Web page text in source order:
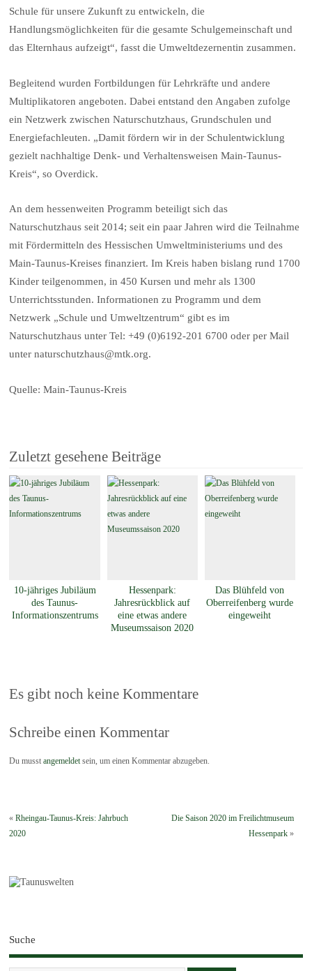
Schule für unsere Zukunft zu entwickeln, die
Handlungsmöglichkeiten für die gesamte Schulgemeinschaft und
das Elternhaus aufzeigt“, fasst die Umweltdezernentin zusammen.
Begleitend wurden Fortbildungen für Lehrkräfte und andere
Multiplikatoren angeboten. Dabei entstand den Angaben zufolge
ein Netzwerk zwischen Naturschutzhaus, Grundschulen und
Energiefachleuten. „Damit fördern wir in der Schulentwicklung
gezielt nachhaltige Denk- und Verhaltensweisen Main-Taunus-
Kreis“, so Overdick.
An dem hessenweiten Programm beteiligt sich das
Naturschutzhaus seit 2014; seit ein paar Jahren wird die Teilnahme
mit Fördermitteln des Hessischen Umweltministeriums und des
Main-Taunus-Kreises finanziert. Im Kreis haben bislang rund 1700
Kinder teilgenommen, in 450 Kursen und mehr als 1300
Unterrichtsstunden. Informationen zu Programm und dem
Netzwerk „Schule und Umweltzentrum“ gibt es im
Naturschutzhaus unter Tel: +49 (0)6192-201 6700 oder per Mail
unter naturschutzhaus@mtk.org.
Quelle: Main-Taunus-Kreis
Zuletzt gesehene Beiträge
10-jähriges Jubiläum
des Taunus-
Informationszentrums
Hessenpark:
Jahresrückblick auf
eine etwas andere
Museumssaison 2020
Das Blühfeld von
Oberreifenberg wurde
eingeweiht
Es gibt noch keine Kommentare
Schreibe einen Kommentar
Du musstangemeldetsein, um einen Kommentar abzugeben.
«Rheingau-Taunus-Kreis: Jahrbuch
2020
Die Saison 2020 im Freilichtmuseum
Hessenpark»
Suche